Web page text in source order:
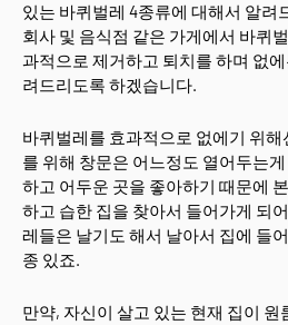
있는 바퀴벌레 4종류에 대해서 알려
회사 및 음식점 같은 가게에서 바퀴
과적으로 제거하고 퇴치를 하며 없
려드리도록 하겠습니다.
바퀴벌레를 효과적으로 없에기 위
를 위해 창문은 어느정도 열어두는
하고 어두운 곳을 좋아하기 때문에
하고 습한 집을 찾아서 들어가게 되
레들은 날기도 해서 날아서 집에 들
종 있죠.
만약, 자신이 살고 있는 현재 집이